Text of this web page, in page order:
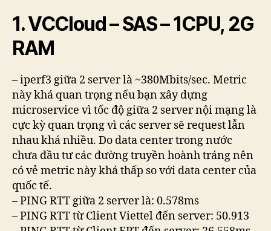
1. VCCloud – SAS – 1CPU, 2G
RAM
– iperf3 giữa 2 server là ~380Mbits/sec. Metric
này khá quan trọng nếu bạn xây dựng
microservice vì tốc độ giữa 2 server nội mạng là
cực kỳ quan trọng vì các server sẽ request lẫn
nhau khá nhiều. Do data center trong nước
chưa đầu tư các đường truyền hoành tráng nên
có vẻ metric này khá thấp so với data center của
quốc tế.
– PING RTT giữa 2 server là: 0.578ms
– PING RTT từ Client Viettel đến server: 50.913